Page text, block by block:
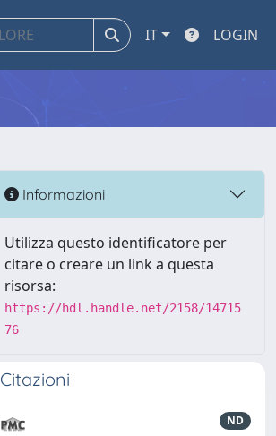
IT LOGIN
Informazioni
Utilizza questo identificatore per
citare o creare un link a questa
risorsa:
https://hdl.handle.net/2158/14715
76
Citazioni
ND